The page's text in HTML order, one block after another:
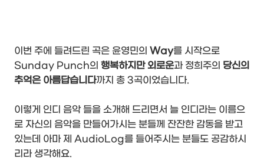
이번 주에 들려드린 곡은 윤영민의 Way를 시작으로
Sunday Punch의 행복하지만 외로운과 정희주의 당신의
추억은 아름답습니다까지 총 3곡이었습니다.
이렇게 인디 음악 들을 소개해 드리면서 늘 인디라는 이름으
로 자신의 음악을 만들어가시는 분들께 잔잔한 감동을 받고
있는데 아마 제 AudioLog를 들어주시는 분들도 공감하시
리라 생각해요.